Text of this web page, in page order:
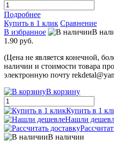
Подробнее
Купить в 1 клик Сравнение
В избранное
В
1.90 руб.
(Цена не является конечной,
наличии и стоимости товара
электронную почту
В корзину
Купить в 1
Нашли
В наличии